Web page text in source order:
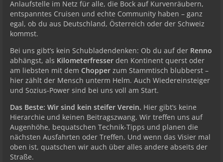
Anlaufstelle im Netz für alle, die Bock auf Kurvenräubern,
entspanntes Cruisen und echte Community haben – ganz
egal, ob du aus Deutschland, Österreich oder der Schweiz
kommst.
Bei uns gibt’s kein Schubladendenken: Ob du auf der Renno
abhängst, als Kilometerfresser den Kontinent querst oder
am liebsten mit dem Chopper zum Stammtisch blubberst –
hier zählt der Mensch unterm Helm. Auch Wiedereinsteiger
und Sozius-Power sind bei uns voll am Start.
Das Beste: Wir sind kein steifer Verein. Hier gibt’s keine
Hierarchie und keinen Beitragszwang. Wir treffen uns auf
Augenhöhe, bequatschen Technik-Tipps und planen die
nächsten Ausfahrten oder Treffen. Und wenn das Visier mal
oben ist, quatschen wir auch über alles andere abseits der
Straße.